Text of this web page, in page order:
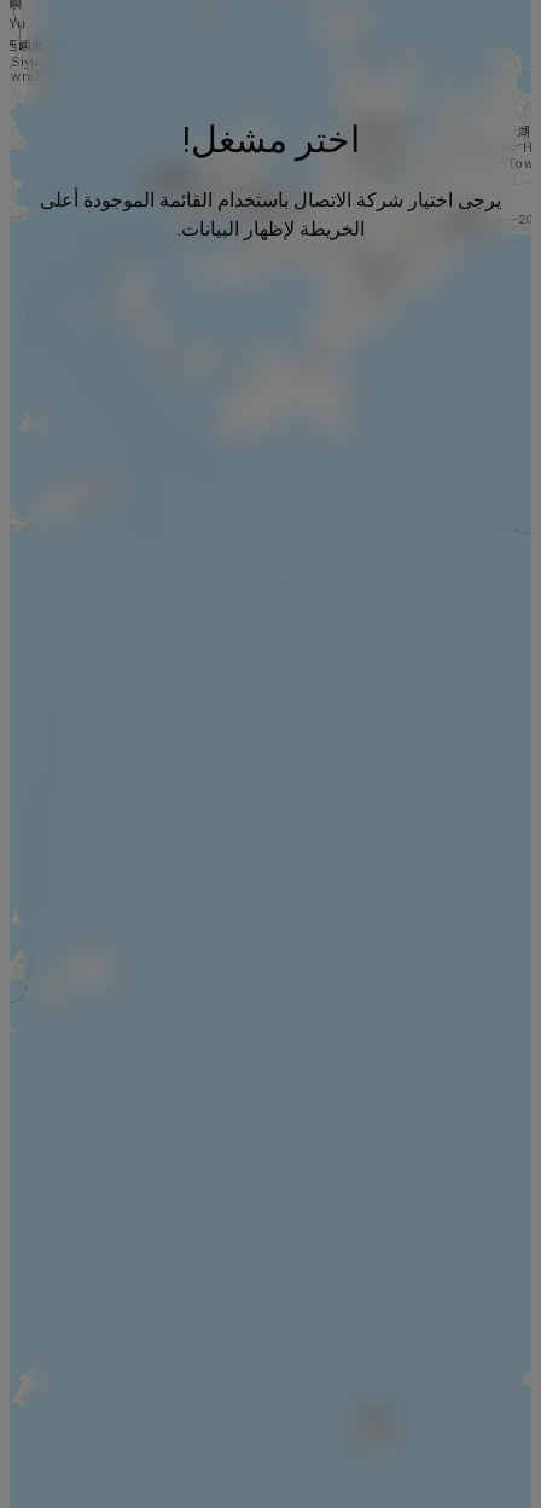
اختر مشغل!
يرجى اختيار شركة الاتصال باستخدام القائمة الموجودة أعلى
الخريطة لإظهار البيانات.